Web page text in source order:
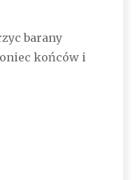
barany
końców i